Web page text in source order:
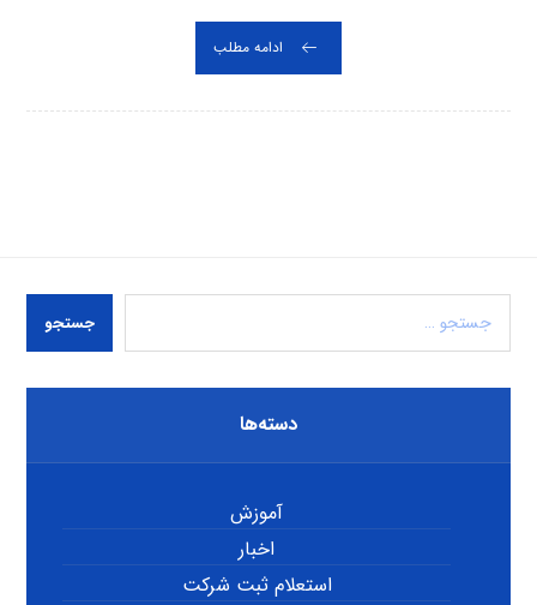
ادامه مطلب
جستجو
دسته‌ها
آموزش
اخبار
استعلام ثبت شرکت